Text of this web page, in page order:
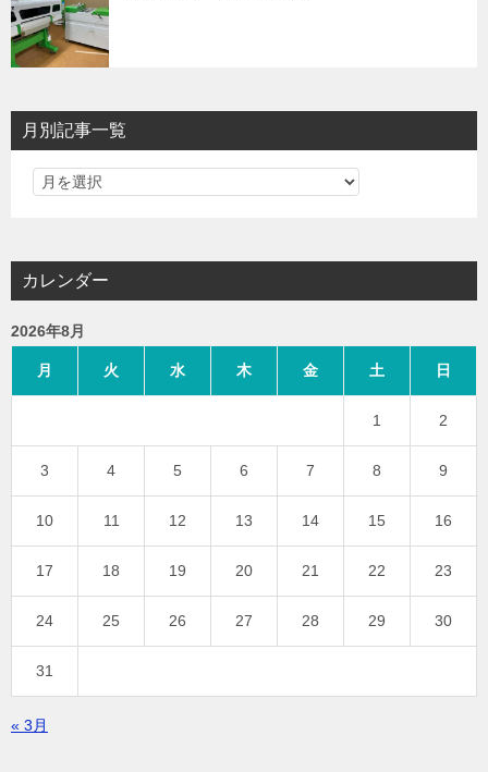
月別記事一覧
カレンダー
2026年8月
月 火 水 木 金 土 日
1 2
3 4 5 6 7 8 9
10 11 12 13 14 15 16
17 18 19 20 21 22 23
24 25 26 27 28 29 30
31
« 3月